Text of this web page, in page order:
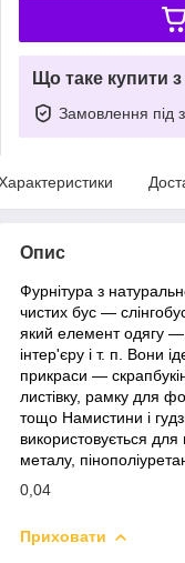
Що таке купити
Замовлення під
Опис
Фурнітура з
чистих бус ―
який елемент одягу
інтер'єру і т. п. Вони
прикраси ―
листівку, рамку для
тощо Намистини і
використовується для
металу,
0,04
Приховати